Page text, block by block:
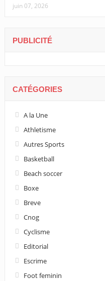
juin 07, 2026
PUBLICITÉ
CATÉGORIES
A la Une
Athletisme
Autres Sports
Basketball
Beach soccer
Boxe
Breve
Cnog
Cyclisme
Editorial
Escrime
Foot feminin